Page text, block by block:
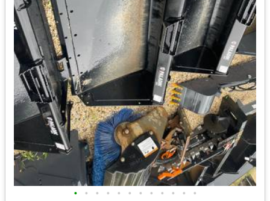
• • • • • • • • • • • •